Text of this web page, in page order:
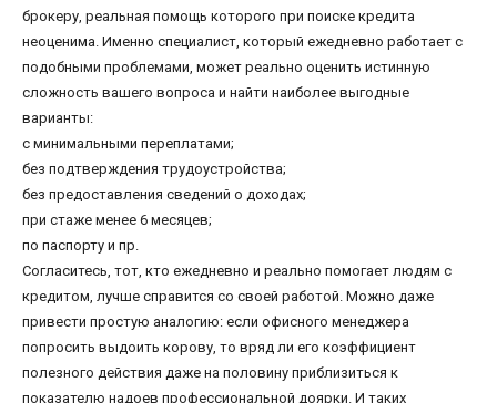
брокеру, реальная помощь которого при поиске кредита
неоценима. Именно специалист, который ежедневно работает с
подобными проблемами, может реально оценить истинную
сложность вашего вопроса и найти наиболее выгодные
варианты:
с минимальными переплатами;
без подтверждения трудоустройства;
без предоставления сведений о доходах;
при стаже менее 6 месяцев;
по паспорту и пр.
Согласитесь, тот, кто ежедневно и реально помогает людям с
кредитом, лучше справится со своей работой. Можно даже
привести простую аналогию: если офисного менеджера
попросить выдоить корову, то вряд ли его коэффициент
полезного действия даже на половину приблизиться к
показателю надоев профессиональной доярки. И таких